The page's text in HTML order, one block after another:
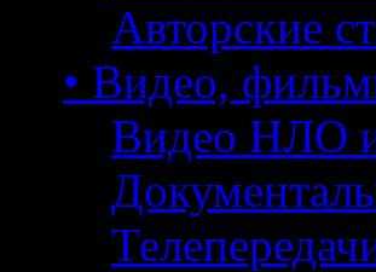
Авторские
• Видео,
Видео НЛО